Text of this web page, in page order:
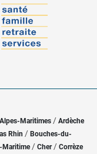
Alpes-Maritimes / Ardèche
Rhin / Bouches-du-
Maritime/ Cher / Corrèze